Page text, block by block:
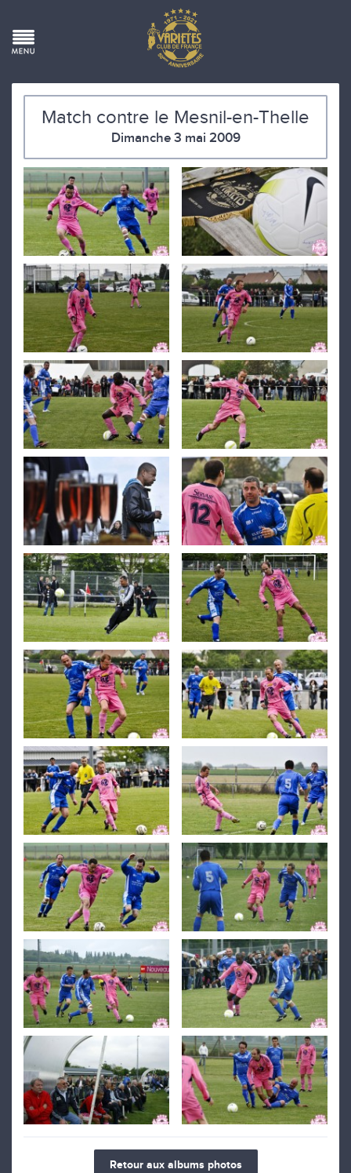
Match contre le Mesnil-en-Thelle
Dimanche 3 mai 2009
Retour aux albums photos